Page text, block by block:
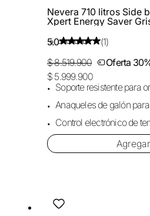
Nevera 710 litros Side
Xpert Energy Saver
5.0
(1)
$ 8.519.900
Oferta
$ 5.999.900
Soporte resistente para organizar
Anaqueles de galón para
Control electrónico de